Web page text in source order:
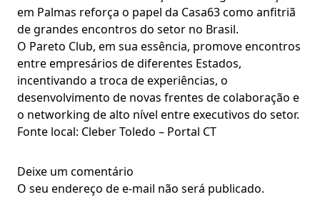
em Palmas reforça o papel da Casa63 como anfitriã
de grandes encontros do setor no Brasil.
O Pareto Club, em sua essência, promove encontros
entre empresários de diferentes Estados,
incentivando a troca de experiências, o
desenvolvimento de novas frentes de colaboração e
o networking de alto nível entre executivos do setor.
Fonte local: Cleber Toledo – Portal CT
Deixe um comentário
O seu endereço de e-mail não será publicado.